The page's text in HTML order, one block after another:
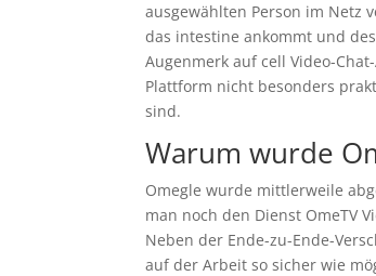
ausgewählten Person im Netz
das intestine ankommt und
Augenmerk auf cell Video-
Plattform nicht besonders
sind.
Warum wurde
Omegle wurde mittlerweile
man noch den Dienst OmeTV
Neben der Ende-zu-Ende-
auf der Arbeit so sicher wie